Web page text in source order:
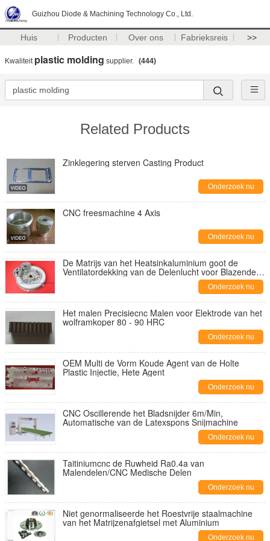
Guizhou Diode & Machining Technology Co., Ltd.
Huis Producten Over ons Fabrieksreis >>
Kwaliteit plastic molding supplier. (444)
Related Products
Zinklegering sterven Casting Product
Onderzoek nu
CNC freesmachine 4 Axis
Onderzoek nu
De Matrijs van het Heatsinkaluminium goot de
Ventilatordekking van de Delenlucht voor Blazende
Onderzoek nu
Het malen Precisiecnc Malen voor Elektrode van het
wolframkoper 80 - 90 HRC
Onderzoek nu
OEM Multi de Vorm Koude Agent van de Holte
Plastic Injectie, Hete Agent
Onderzoek nu
CNC Oscillerende het Bladsnijder 6m/Min,
Automatische van de Latexspons Snijmachine
Onderzoek nu
Taitiniumcnc de Ruwheid Ra0.4a van
Malendelen/CNC Medische Delen
Onderzoek nu
Niet genormaliseerde het Roestvrije staalmachine
van het Matrijzenafgietsel met Aluminium
Onderzoek nu